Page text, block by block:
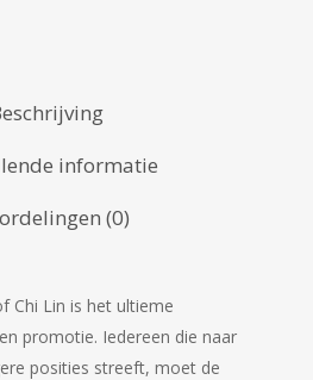
informatie
(0)
Chi Lin is het ultieme
promotie. Iedereen die naar
posities streeft, moet de